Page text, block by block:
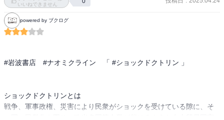
いいねできません
powered by ブクログ
#岩波書店　#ナオミクライン　「 #ショックドクトリン 」
ショックドクトリンとは
戦争、軍事政権、災害により民衆がショックを受けている隙に、そ